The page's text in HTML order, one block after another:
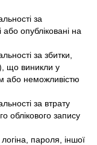
за
опубліковані на
за збитки,
що виникли у
або неможливістю
за втрату
облікового запису
пароля, іншої